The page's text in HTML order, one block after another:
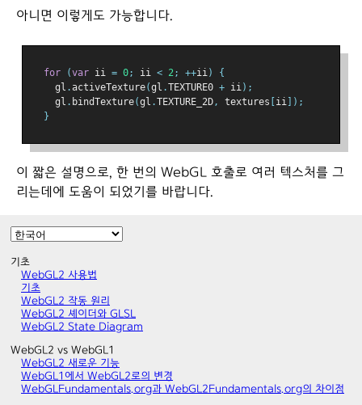
아니면 이렇게도 가능합니다.
for (var ii = 0; ii < 2; ++ii)
{
    gl
.activeTexture(gl .TEXTURE0 + ii);
    gl
. bindTexture(gl .TEXTURE_2D, textures ii ]);
}
이 짧은 설명으로, 한 번의 WebGL 호출로 여러 텍스처를 그
리는데에 도움이 되었기를 바랍니다.
기초
WebGL2 사용법
기초
WebGL2 작동 원리
WebGL2 셰이더와 GLSL
WebGL2 State Diagram
WebGL2 vs WebGL1
WebGL2 새로운 기능
WebGL1에서 WebGL2로의 변경
WebGLFundamentals.org과 WebGL2Fundamentals.org의 차이점